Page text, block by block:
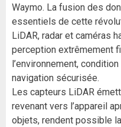
Waymo. La fusion des
essentiels de cette
LiDAR, radar et caméras
perception extrêmement
l’environnement,
navigation sécurisée.
Les capteurs LiDAR
revenant vers l’appareil
objets, rendent possible